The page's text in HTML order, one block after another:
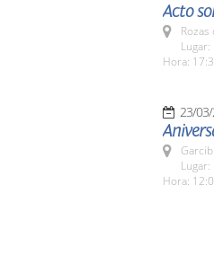
Acto
Lugar:
Hora:
23/
Hora: